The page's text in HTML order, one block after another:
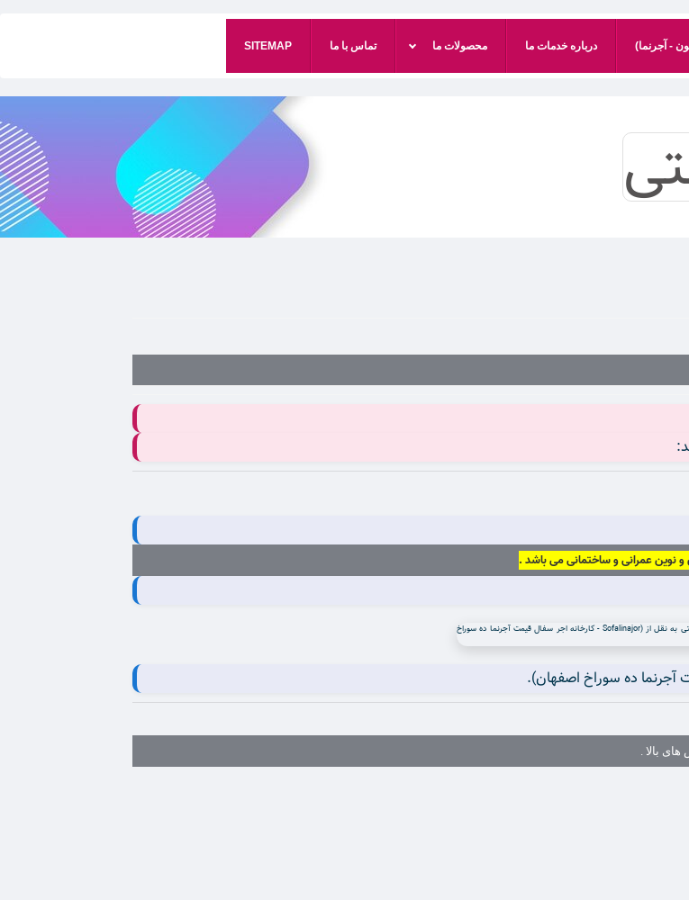
- آجرنما) درباره خدمات ما محصولات ما تماس با ما SITEMAP
بالا .